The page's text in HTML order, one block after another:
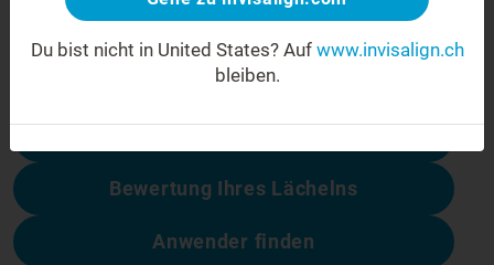
Diese Seite ist nicht verfügbar, andere
dagegen schon:
Bewertung Ihres Lächelns
Anwender finden
Du bist nicht in United States? Auf www.invisalign.ch
bleiben.